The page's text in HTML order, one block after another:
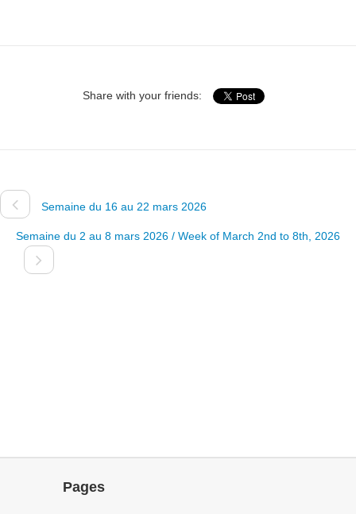
Share with your friends:
Semaine du 16 au 22 mars 2026
Semaine du 2 au 8 mars 2026 / Week of March 2nd to 8th, 2026
Pages